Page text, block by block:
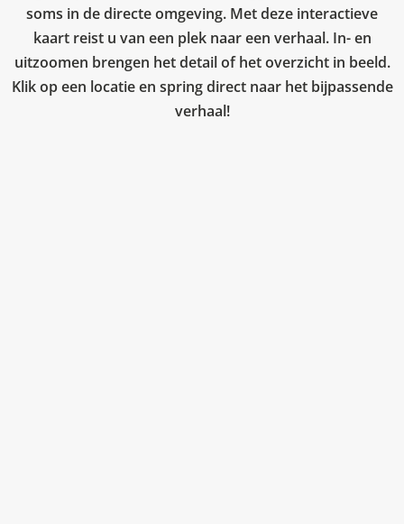
soms in de directe omgeving. Met deze interactieve
kaart reist u van een plek naar een verhaal. In- en
uitzoomen brengen het detail of het overzicht in beeld.
Klik op een locatie en spring direct naar het bijpassende
verhaal!